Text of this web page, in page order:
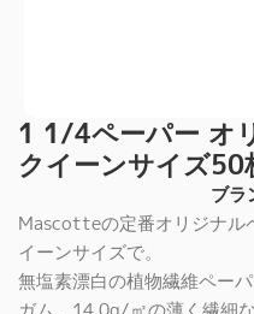
1 1/4ペーパー オ
クイーンサイズ50
ブラ
Mascotteの定番オリジナル
イーンサイズで。
無塩素漂白の植物繊維ペー